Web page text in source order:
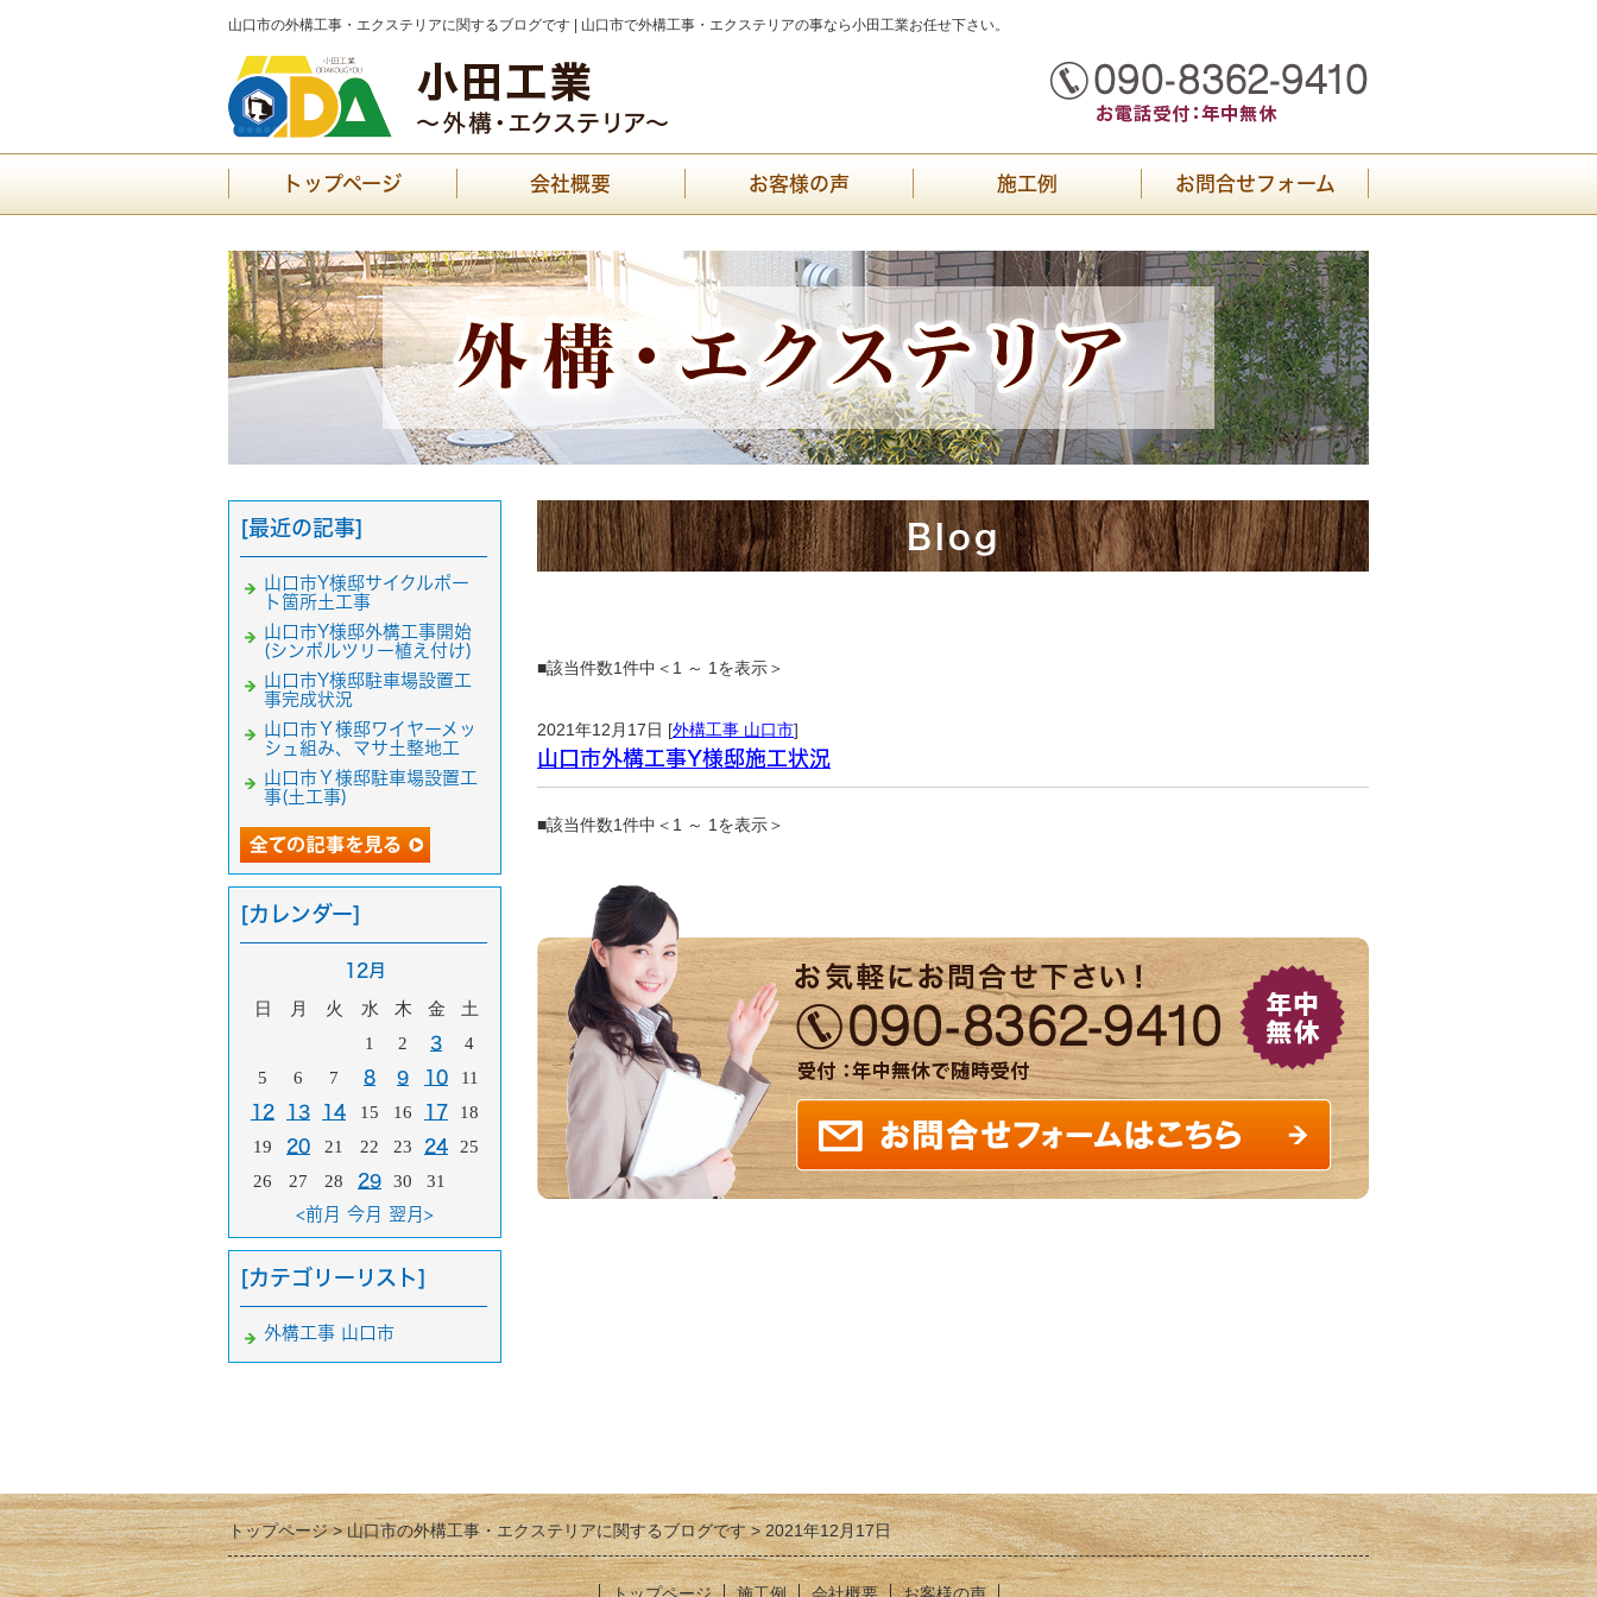
山口市の外構工事・エクステリアに関するブログです | 山口市で外構工事・エクステリアの事なら小田工業お任せ下さい。
トップページ 会社概要 お客様の声 施工例 お問合せフォーム
Blog
■該当件数1件中＜1 ～ 1を表示＞
2021年12月17日 [外構工事 山口市]
山口市外構工事Y様邸施工状況
■該当件数1件中＜1 ～ 1を表示＞
[最近の記事]
山口市Y様邸サイクルポー
ト箇所土工事
山口市Y様邸外構工事開始
(シンボルツリー植え付け)
山口市Y様邸駐車場設置工
事完成状況
山口市Ｙ様邸ワイヤーメッ
シュ組み、マサ土整地工
山口市Ｙ様邸駐車場設置工
事(土工事)
[カレンダー]
12月
日 月 火 水 木 金
土
1
2 3
4
5
6 7 8 9 10 11
12 13 14 15 16 17
18
19
20 21 22 23 24
25
26
27 28 29 30 31
<前月 今月 翌月>
[カテゴリーリスト]
外構工事 山口市
トップページ 山口市の外構工事・エクステリアに関するブログです 2021年12月17日